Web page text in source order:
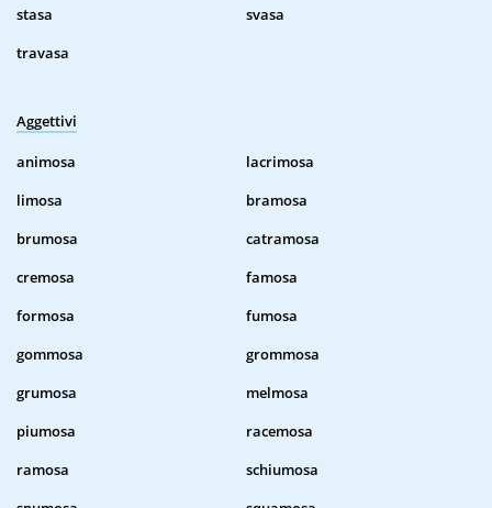
stasa
svasa
travasa
Aggettivi
animosa
lacrimosa
limosa
bramosa
brumosa
catramosa
cremosa
famosa
formosa
fumosa
gommosa
grommosa
grumosa
melmosa
piumosa
racemosa
ramosa
schiumosa